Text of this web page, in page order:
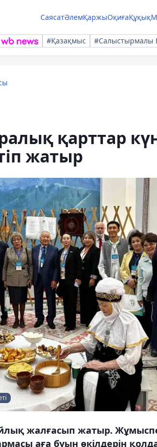
СаясатӘлемҚаржыОқиғаҚұқық
#Қазақмыс #Салыстырмалы
қарттар
жатыр
жалғасып жатыр.
аға буын өкілдерін